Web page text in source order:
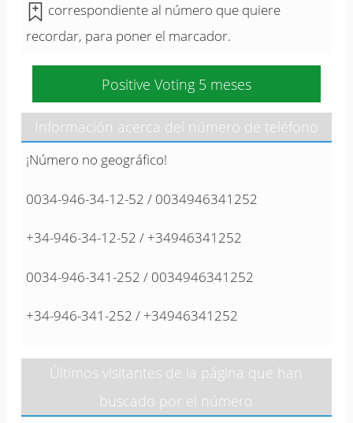
correspondiente al número que quiere
recordar, para poner el marcador.
Positive Voting 5 meses
Información acerca del número de teléfono
¡Número no geográfico!
0034-946-34-12-52 / 0034946341252
+34-946-34-12-52 / +34946341252
0034-946-341-252 / 0034946341252
+34-946-341-252 / +34946341252
Últimos visitantes de la página que han
buscado por el número